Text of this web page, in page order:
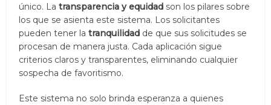
único. Latransparencia y equidad son los pilares sobre
los que se asienta este sistema. Los solicitantes
pueden tener latranquilidad de que sus solicitudes se
procesan de manera justa. Cada aplicación sigue
criterios claros y transparentes, eliminando cualquier
sospecha de favoritismo.
Este sistema no solo brinda esperanza a quienes